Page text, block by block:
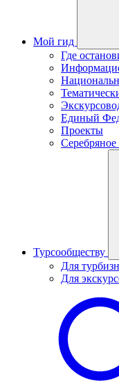
Мой гид
Где
Единый
Проекты
Серебряное
Турсообществу
Для
Для